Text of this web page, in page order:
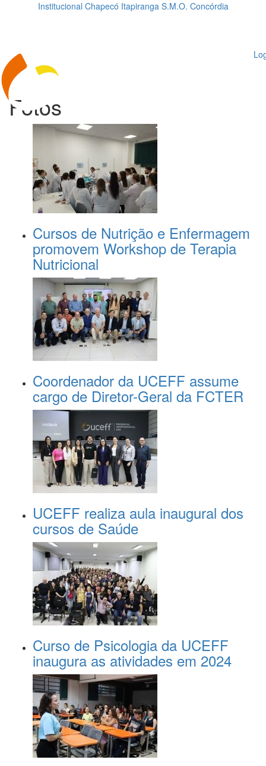
Institucional Chapecó Itapiranga S.M.O. Concórdia
Fotos
Cursos de Nutrição e Enfermagem
promovem Workshop de Terapia
Nutricional
Coordenador da UCEFF assume
cargo de Diretor-Geral da FCTER
UCEFF realiza aula inaugural dos
cursos de Saúde
Curso de Psicologia da UCEFF
inaugura as atividades em 2024